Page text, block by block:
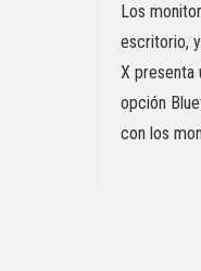
Los
escritorio,
X presenta
opción
con los